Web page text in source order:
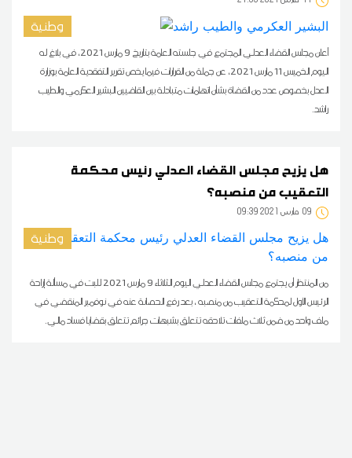
وطنية
أعلن مجلس القضاء العدلي المجتمع في جلسته العامة بتاريخ 9 مارس 2021، في بلاغ له
اليوم الخميس 11 مارس 2021، عن جملة من القرارات فيما يخص تقرير التفقدية العامة بوزارة
العدل بخصوص عدد من القضاة بشأن اتهامات متبادلة بين القاضيين البشير العكرمي والطيب
راشد.
هل يزيح مجلس القضاء العدلي رئيس محكمة
التعقيب من منصبه؟
09 09:39 2021 مارس
وطنية
من المنتظر أن يجتمع مجلس القضاء العدلي اليوم الثلاثاء 9 مارس 2021 للبت في مسألة إزاحة
الرئيس الأول لمحكمة التعقيب من منصبه ، بعد رفع الحصانة عنه في نوفمبر المنقضي في
ملف واحد من ضمن ثلاث ملفات تلاحقه تتعلق بشبهات جرائم تتعلق بقضايا فساد مالي.